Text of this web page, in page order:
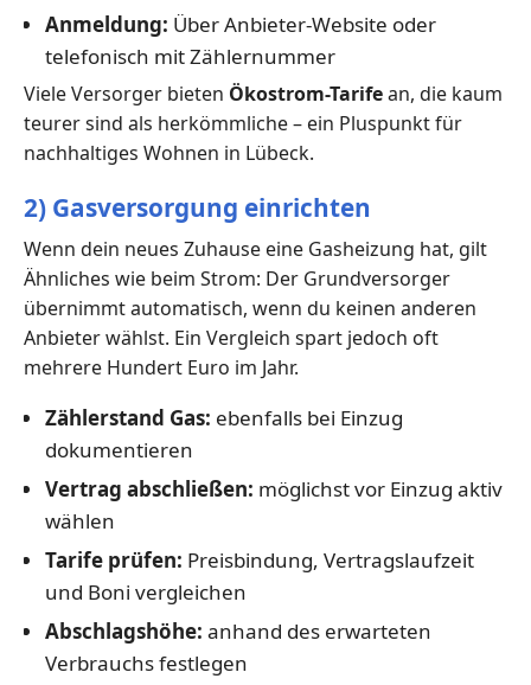
Anmeldung: Über Anbieter-Website oder
telefonisch mit Zählernummer
Viele Versorger bieten Ökostrom-Tarifean, die kaum
teurer sind als herkömmliche – ein Pluspunkt für
nachhaltiges Wohnen in Lübeck.
2) Gasversorgung einrichten
Wenn dein neues Zuhause eine Gasheizung hat, gilt
Ähnliches wie beim Strom: Der Grundversorger
übernimmt automatisch, wenn du keinen anderen
Anbieter wählst. Ein Vergleich spart jedoch oft
mehrere Hundert Euro im Jahr.
Zählerstand Gas: ebenfalls bei Einzug
dokumentieren
Vertrag abschließen: möglichst vor Einzug aktiv
wählen
Tarife prüfen: Preisbindung, Vertragslaufzeit
und Boni vergleichen
Abschlagshöhe: anhand des erwarteten
Verbrauchs festlegen